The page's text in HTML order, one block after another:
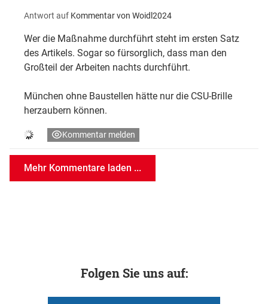
Antwort auf Kommentar von Woidl2024
Wer die Maßnahme durchführt steht im ersten Satz
des Artikels. Sogar so fürsorglich, dass man den
Großteil der Arbeiten nachts durchführt.
München ohne Baustellen hätte nur die CSU-Brille
herzaubern können.
Kommentar melden
Mehr Kommentare laden ...
Folgen Sie uns auf: